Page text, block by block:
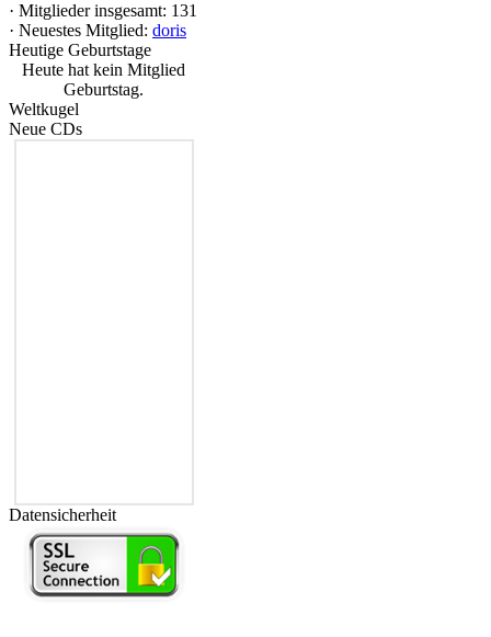
· Mitglieder insgesamt: 131
· Neuestes Mitglied: doris
Heutige Geburtstage
Heute hat kein Mitglied
Geburtstag.
Weltkugel
Neue CDs
Datensicherheit